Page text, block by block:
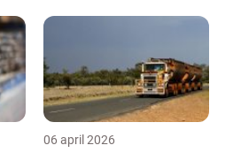
06 april 2026